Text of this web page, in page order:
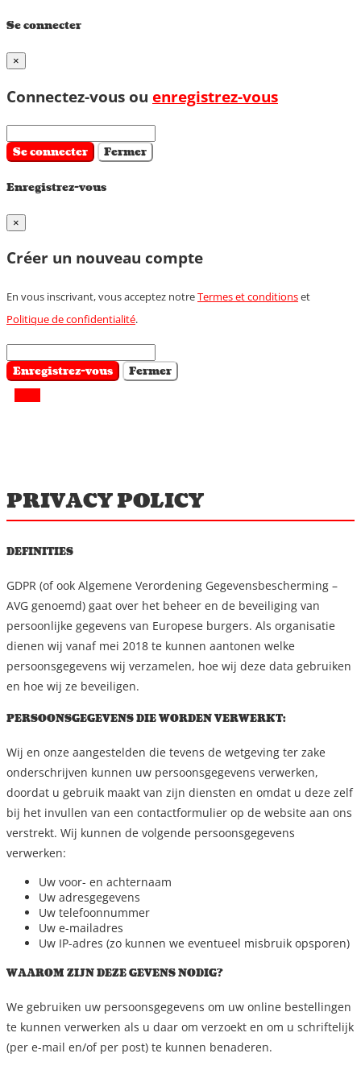
Se connecter
×
Connectez-vous ou enregistrez-vous
Se connecter Fermer
Enregistrez-vous
×
Créer un nouveau compte
En vous inscrivant, vous acceptez notreTermes et conditionset
Politique de confidentialité.
Enregistrez-vous Fermer
PRIVACY POLICY
DEFINITIES
GDPR (of ook Algemene Verordening Gegevensbescherming –
AVG genoemd) gaat over het beheer en de beveiliging van
persoonlijke gegevens van Europese burgers. Als organisatie
dienen wij vanaf mei 2018 te kunnen aantonen welke
persoonsgegevens wij verzamelen, hoe wij deze data gebruiken
en hoe wij ze beveiligen.
PERSOONSGEGEVENS DIE WORDEN VERWERKT:
Wij en onze aangestelden die tevens de wetgeving ter zake
onderschrijven kunnen uw persoonsgegevens verwerken,
doordat u gebruik maakt van zijn diensten en omdat u deze zelf
bij het invullen van een contactformulier op de website aan ons
verstrekt. Wij kunnen de volgende persoonsgegevens
verwerken:
Uw voor- en achternaam
Uw adresgegevens
Uw telefoonnummer
Uw e-mailadres
Uw IP-adres (zo kunnen we eventueel misbruik opsporen)
WAAROM ZIJN DEZE GEVENS NODIG?
We gebruiken uw persoonsgegevens om uw online bestellingen
te kunnen verwerken als u daar om verzoekt en om u schriftelijk
(per e-mail en/of per post) te kunnen benaderen.